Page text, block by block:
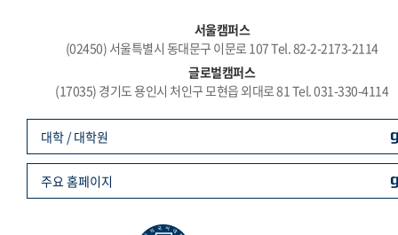
서울캠퍼스
(02450) 서울특별시 동대문구 이문로 107 Tel. 82-2-2173-2114
글로벌캠퍼스
(17035) 경기도 용인시 처인구 모현읍 외대로 81 Tel. 031-330-4114
대학 / 대학원
주요 홈페이지